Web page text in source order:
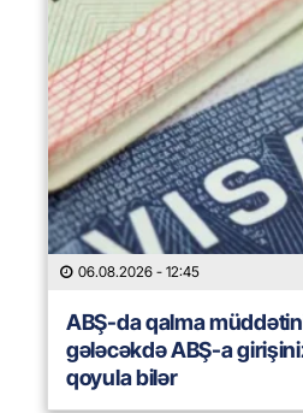
06.08.2026 - 12:45
ABŞ-da qalma
gələcəkdə ABŞ-a
qoyula bilər